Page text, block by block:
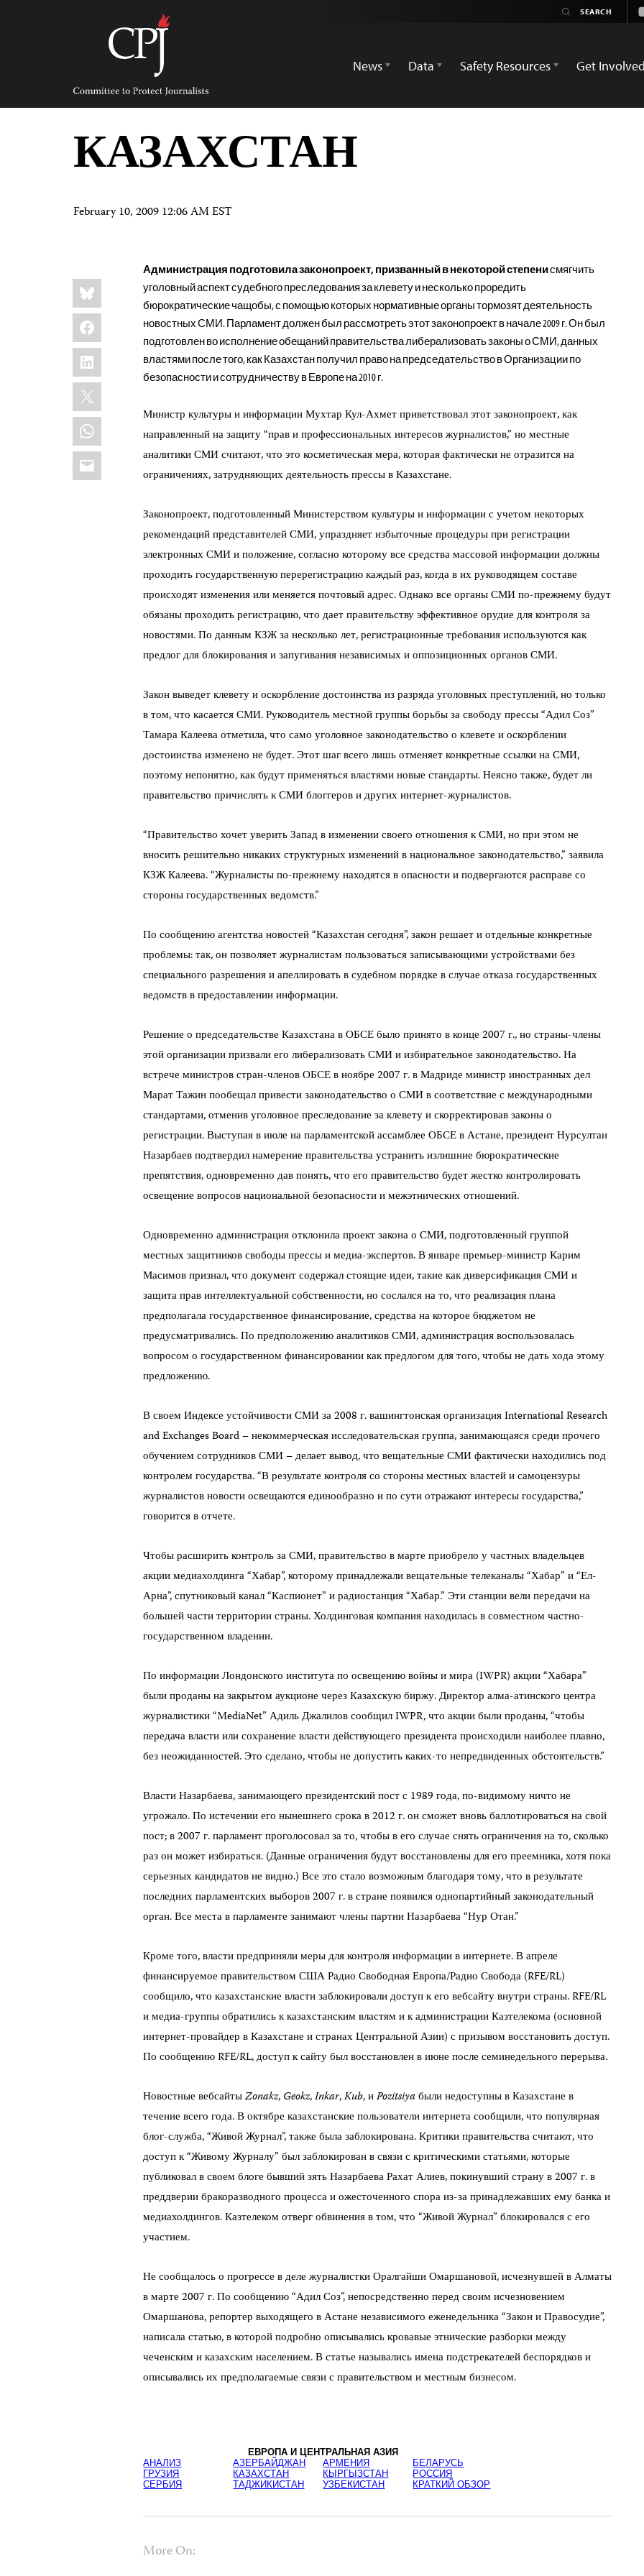
Committee
Protect
Journalists
News
Data Safety Resources Get Involved
КАЗАХСТАН
February 10, 2009 12:06 AM EST
Share
this:
Bluesky
Facebook
LinkedIn
X
WhatsApp
Email
Администрация подготовила законопроект, призванный в некоторой степенисмягчить
уголовный аспект судебного преследования за клевету и несколько проредить
бюрократические чащобы, с помощью которых нормативные органы тормозят деятельность
новостных СМИ. Парламент должен был рассмотреть этот законопроект в начале 2009 г. Он был
подготовлен во исполнение обещаний правительства либерализовать законы о СМИ, данных
властями после того, как Казахстан получил право на председательство в Организации по
безопасности и сотрудничеству в Европе на 2010 г.
Министр культуры и информации Мухтар Кул-Ахмет приветствовал этот законопроект, как
направленный на защиту “прав и профессиональных интересов журналистов,” но местные
аналитики СМИ считают, что это косметическая мера, которая фактически не отразится на
ограничениях, затрудняющих деятельность прессы в Казахстане.
Законопроект, подготовленный Министерством культуры и информации с учетом некоторых
рекомендаций представителей СМИ, упраздняет избыточные процедуры при регистрации
электронных СМИ и положение, согласно которому все средства массовой информации должны
проходить государственную перерегистрацию каждый раз, когда в их руководящем составе
происходят изменения или меняется почтовый адрес. Однако все органы СМИ по-прежнему будут
обязаны проходить регистрацию, что дает правительству эффективное орудие для контроля за
новостями. По данным КЗЖ за несколько лет, регистрационные требования используются как
предлог для блокирования и запугивания независимых и оппозиционных органов СМИ.
Закон выведет клевету и оскорбление достоинства из разряда уголовных преступлений, но только
в том, что касается СМИ. Руководитель местной группы борьбы за свободу прессы “Адил Соз”
Тамара Калеева отметила, что само уголовное законодательство о клевете и оскорблении
достоинства изменено не будет. Этот шаг всего лишь отменяет конкретные ссылки на СМИ,
поэтому непонятно, как будут применяться властями новые стандарты. Неясно также, будет ли
правительство причислять к СМИ блоггеров и других интернет-журналистов.
“Правительство хочет уверить Запад в изменении своего отношения к СМИ, но при этом не
вносить решительно никаких структурных изменений в национальное законодательство,” заявила
КЗЖ Калеева. “Журналисты по-прежнему находятся в опасности и подвергаются расправе со
стороны государственных ведомств.”
По сообщению агентства новостей “Казахстан сегодня”, закон решает и отдельные конкретные
проблемы: так, он позволяет журналистам пользоваться записывающими устройствами без
специального разрешения и апеллировать в судебном порядке в случае отказа государственных
ведомств в предоставлении информации.
Решение о председательстве Казахстана в ОБСЕ было принято в конце 2007 г., но страны-члены
этой организации призвали его либерализовать СМИ и избирательное законодательство. На
встрече министров стран-членов ОБСЕ в ноябре 2007 г. в Мадриде министр иностранных дел
Марат Тажин пообещал привести законодательство о СМИ в соответствие с международными
стандартами, отменив уголовное преследование за клевету и скорректировав законы о
регистрации. Выступая в июле на парламентской ассамблее ОБСЕ в Астане, президент Нурсултан
Назарбаев подтвердил намерение правительства устранить излишние бюрократические
препятствия, одновременно дав понять, что его правительство будет жестко контролировать
освещение вопросов национальной безопасности и межэтнических отношений.
Одновременно администрация отклонила проект закона о СМИ, подготовленный группой
местных защитников свободы прессы и медиа-экспертов. В январе премьер-министр Карим
Масимов признал, что документ содержал стоящие идеи, такие как диверсификация СМИ и
защита прав интеллектуальной собственности, но сослался на то, что реализация плана
предполагала государственное финансирование, средства на которое бюджетом не
предусматривались. По предположению аналитиков СМИ, администрация воспользовалась
вопросом о государственном финансировании как предлогом для того, чтобы не дать хода этому
предложению.
В своем Индексе устойчивости СМИ за 2008 г. вашингтонская организация International Research
and Exchanges Board – некоммерческая исследовательская группа, занимающаяся среди прочего
обучением сотрудников СМИ – делает вывод, что вещательные СМИ фактически находились под
контролем государства. “В результате контроля со стороны местных властей и самоцензуры
журналистов новости освещаются единообразно и по сути отражают интересы государства,”
говорится в отчете.
Чтобы расширить контроль за СМИ, правительство в марте приобрело у частных владельцев
акции медиахолдинга “Хабар”, которому принадлежали вещательные телеканалы “Хабар” и “Ел-
Арна”, спутниковый канал “Каспионет” и радиостанция “Хабар.” Эти станции вели передачи на
большей части территории страны. Холдинговая компания находилась в совместном частно-
государственном владении.
По информации Лондонского института по освещению войны и мира (IWPR) акции “Хабара”
были проданы на закрытом аукционе через Казахскую биржу. Директор алма-атинского центра
журналистики “MediaNet” Адиль Джалилов сообщил IWPR, что акции были проданы, “чтобы
передача власти или сохранение власти действующего президента происходили наиболее плавно,
без неожиданностей. Это сделано, чтобы не допустить каких-то непредвиденных обстоятельств.”
Власти Назарбаева, занимающего президентский пост с 1989 года, по-видимому ничто не
угрожало. По истечении его нынешнего срока в 2012 г. он сможет вновь баллотироваться на свой
пост; в 2007 г. парламент проголосовал за то, чтобы в его случае снять ограничения на то, сколько
раз он может избираться. (Данные ограничения будут восстановлены для его преемника, хотя пока
серьезных кандидатов не видно.) Все это стало возможным благодаря тому, что в результате
последних парламентских выборов 2007 г. в стране появился однопартийный законодательный
орган. Все места в парламенте занимают члены партии Назарбаева “Нур Отан.”
Кроме того, власти предприняли меры для контроля информации в интернете. В апреле
финансируемое правительством США Радио Свободная Европа/Радио Свобода (RFE/RL)
сообщило, что казахстанские власти заблокировали доступ к его вебсайту внутри страны. RFE/RL
и медиа-группы обратились к казахстанским властям и к администрации Казтелекома (основной
интернет-провайдер в Казахстане и странах Центральной Азии) с призывом восстановить доступ.
По сообщению RFE/RL, доступ к сайту был восстановлен в июне после семинедельного перерыва.
Новостные вебсайтыZonakz, Geokz,Inkar,Kub, иPozitsiyaбыли недоступны в Казахстане в
течение всего года. В октябре казахстанские пользователи интернета сообщили, что популярная
блог-служба, “Живой Журнал”, также была заблокирована. Критики правительства считают, что
доступ к “Живому Журналу” был заблокирован в связи с критическими статьями, которые
публиковал в своем блоге бывший зять Назарбаева Рахат Алиев, покинувший страну в 2007 г. в
преддверии бракоразводного процесса и ожесточенного спора из-за принадлежавших ему банка и
медиахолдингов. Казтелеком отверг обвинения в том, что “Живой Журнал” блокировался с его
участием.
Не сообщалось о прогрессе в деле журналистки Оралгайши Омаршановой, исчезнувшей в Алматы
в марте 2007 г. По сообщению “Адил Соз”, непосредственно перед своим исчезновением
Омаршанова, репортер выходящего в Астане независимого еженедельника “Закон и Правосудие”,
написала статью, в которой подробно описывались кровавые этнические разборки между
чеченским и казахским населением. В статье назывались имена подстрекателей беспорядков и
описывались их предполагаемые связи с правительством и местным бизнесом.
ЕВРОПА И ЦЕНТРАЛЬНАЯ АЗИЯ
АНАЛИЗ
АЗЕРБАЙДЖАН АРМЕНИЯ
БЕЛАРУСЬ
ГРУЗИЯ
КАЗАХСТАН КЫРГЫЗСТАН
РОССИЯ
СЕРБИЯ
ТАДЖИКИСТАН УЗБЕКИСТАН КРАТКИЙ ОБЗОР
More On: